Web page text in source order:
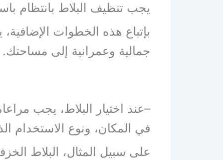
يجب تنظيف البلاط بانتظام
بإتباع هذه الخطوات
جمالية وعمرانية إلى مساحتك.
–عند اختيار البلاط، يجب
في المكان، ونوع الاستخدام
على سبيل المثال، البلاط